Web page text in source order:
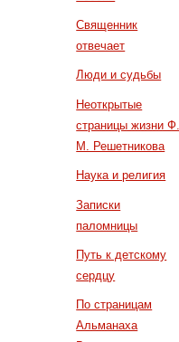
Священник
отвечает
Люди и судьбы
Неоткрытые
страницы жизни Ф.
М. Решетникова
Наука и религия
Записки
паломницы
Путь к детскому
сердцу
По страницам
Альманаха